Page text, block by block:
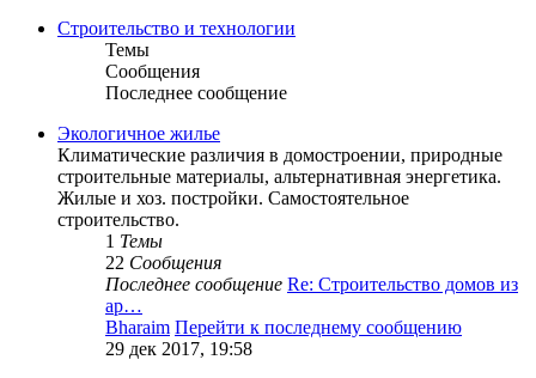
Строительство и технологии
Темы
Сообщения
Последнее сообщение
Экологичное жилье
Климатические различия в домостроении, природные
строительные материалы, альтернативная энергетика.
Жилые и хоз. постройки. Самостоятельное
строительство.
1 Темы
22 Сообщения
Последнее сообщение Re: Строительство домов из
ар…
Bharaim Перейти к последнему сообщению
29 дек 2017, 19:58